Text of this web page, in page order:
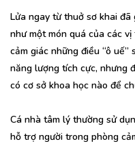
Lửa ngay từ thuở sơ khai
như một món quá của các
cảm giác những điều “ô
năng lượng tích cực, nhưng
có cơ sở khoa học nào để
Cá nhà tâm lý thường sử
hỗ trợ người trong phòng